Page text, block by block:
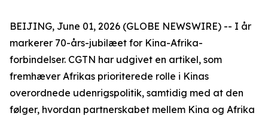
BEIJING, June 01, 2026 (GLOBE NEWSWIRE) -- I år
markerer 70-års-jubilæet for Kina-Afrika-
forbindelser. CGTN har udgivet en artikel, som
fremhæver Afrikas prioriterede rolle i Kinas
overordnede udenrigspolitik, samtidig med at den
følger, hvordan partnerskabet mellem Kina og Afrika